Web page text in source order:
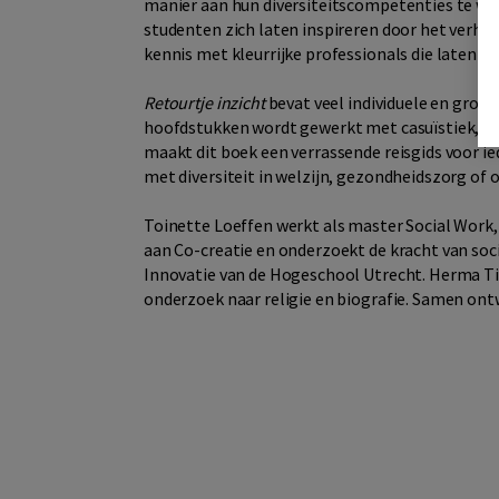
manier aan hun diversiteitscompetenties te
studenten zich laten inspireren door het
kennis met kleurrijke professionals die laten
Retourtje inzichtbevat veel individuele en
hoofdstukken wordt gewerkt met casuïstiek,
maakt dit boek een verrassende reisgids voor
met diversiteit in welzijn, gezondheidszorg of
Toinette Loeffen werkt als master Social
aan Co-creatie en onderzoekt de kracht van
Innovatie van de Hogeschool Utrecht. Herma
onderzoek naar religie en biografie. Samen